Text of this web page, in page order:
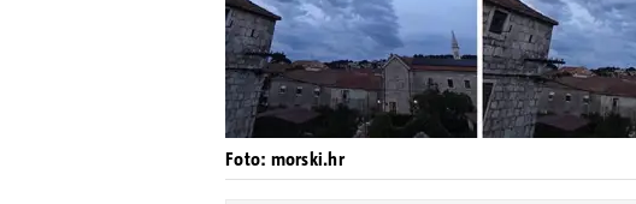
Foto: morski.hr